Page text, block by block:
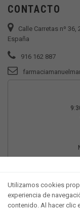
CONTACTO
Calle Carretas nº
España
916 162 887
Utilizamos cookies
experiencia de
contenido. Al hacer clic